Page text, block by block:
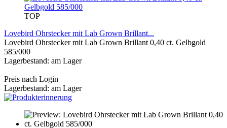
TOP
Lovebird Ohrstecker mit Lab Grown Brillant...
Lovebird Ohrstecker mit Lab Grown Brillant 0,40 ct. Gelbgold
585/000
Lagerbestand: am Lager
Preis nach Login
Lagerbestand: am Lager